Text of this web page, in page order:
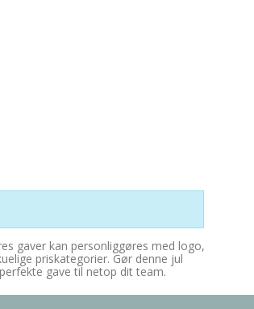
gaver kan personliggøres med logo,
priskategorier. Gør denne jul
gave til netop dit team.